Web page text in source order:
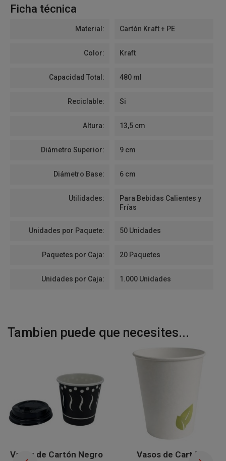
Ficha técnica
Material: Cartón Kraft + PE
Color: Kraft
Capacidad Total: 480 ml
Reciclable: Si
Altura: 13,5 cm
Diámetro Superior: 9 cm
Diámetro Base: 6 cm
Utilidades:
Para Bebidas Calientes y
Frías
Unidades por Paquete: 50 Unidades
Paquetes por Caja: 20 Paquetes
Unidades por Caja: 1.000 Unidades
Tambien puede que necesites...
Vasos de Cartón Negro
Vasos de Cartón